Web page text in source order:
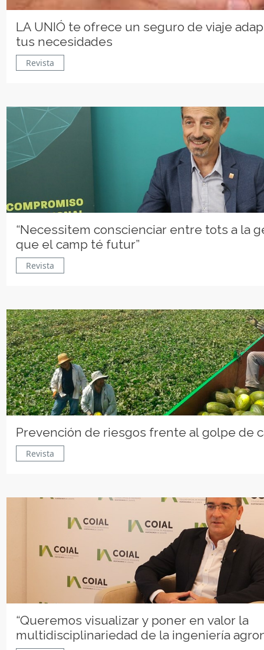
LA UNIÓ te ofrece un seguro de viaje
tus necesidades
Revista
“Necessitem conscienciar entre tots a la
que el camp té futur”
Revista
Prevención de riesgos frente al golpe de
Revista
“Queremos visualizar y poner en valor la
multidisciplinariedad de la ingeniería